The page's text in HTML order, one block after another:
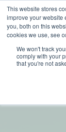
This website stores
improve your website
you, both on this
cookies we use, see
We won't track
comply with your
that you're not